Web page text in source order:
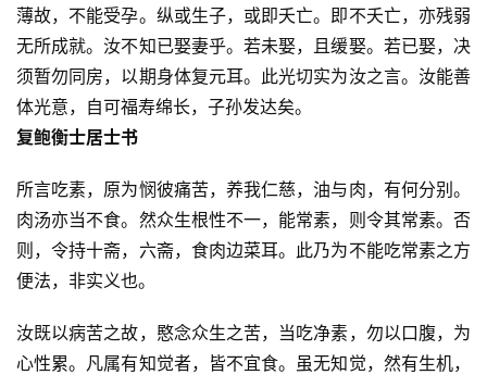
薄故，不能受孕。纵或生子，或即夭亡。即不夭亡，亦残弱
无所成就。汝不知已娶妻乎。若未娶，且缓娶。若已娶，决
须暂勿同房，以期身体复元耳。此光切实为汝之言。汝能善
体光意，自可福寿绵长，子孙发达矣。
复鲍衡士居士书
所言吃素，原为悯彼痛苦，养我仁慈，油与肉，有何分别。
肉汤亦当不食。然众生根性不一，能常素，则令其常素。否
则，令持十斋，六斋，食肉边菜耳。此乃为不能吃常素之方
便法，非实义也。
汝既以病苦之故，愍念众生之苦，当吃净素，勿以口腹，为
心性累。凡属有知觉者，皆不宜食。虽无知觉，然有生机，